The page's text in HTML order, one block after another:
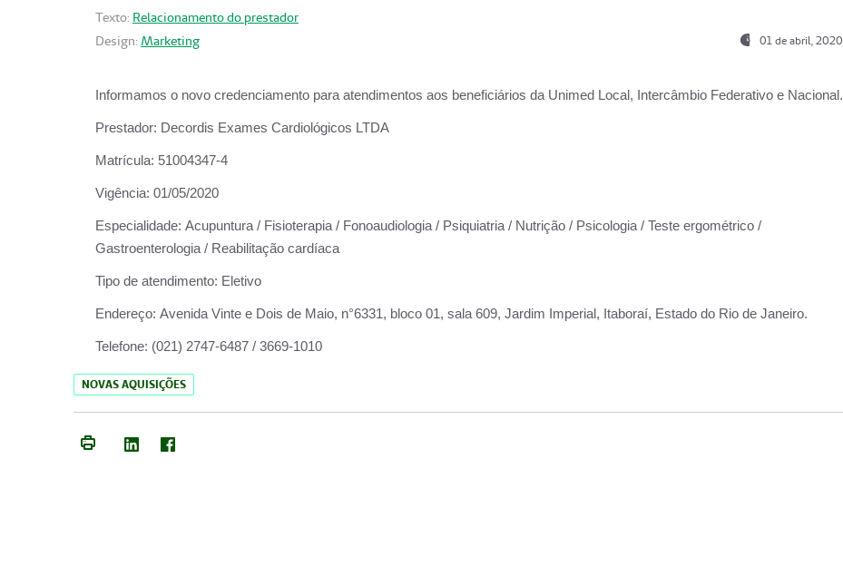
Texto: Relacionamento do prestador
Design: Marketing 01 de abril, 2020
Informamos o novo credenciamento para atendimentos aos beneficiários da Unimed Local, Intercâmbio Federativo e Nacional.
Prestador: Decordis Exames Cardiológicos LTDA
Matrícula: 51004347-4
Vigência: 01/05/2020
Especialidade: Acupuntura / Fisioterapia / Fonoaudiologia / Psiquiatria / Nutrição / Psicologia / Teste ergométrico /
Gastroenterologia / Reabilitação cardíaca
Tipo de atendimento: Eletivo
Endereço: Avenida Vinte e Dois de Maio, n°6331, bloco 01, sala 609, Jardim Imperial, Itaboraí, Estado do Rio de Janeiro.
Telefone: (021) 2747-6487 / 3669-1010
NOVAS AQUISIÇÕES